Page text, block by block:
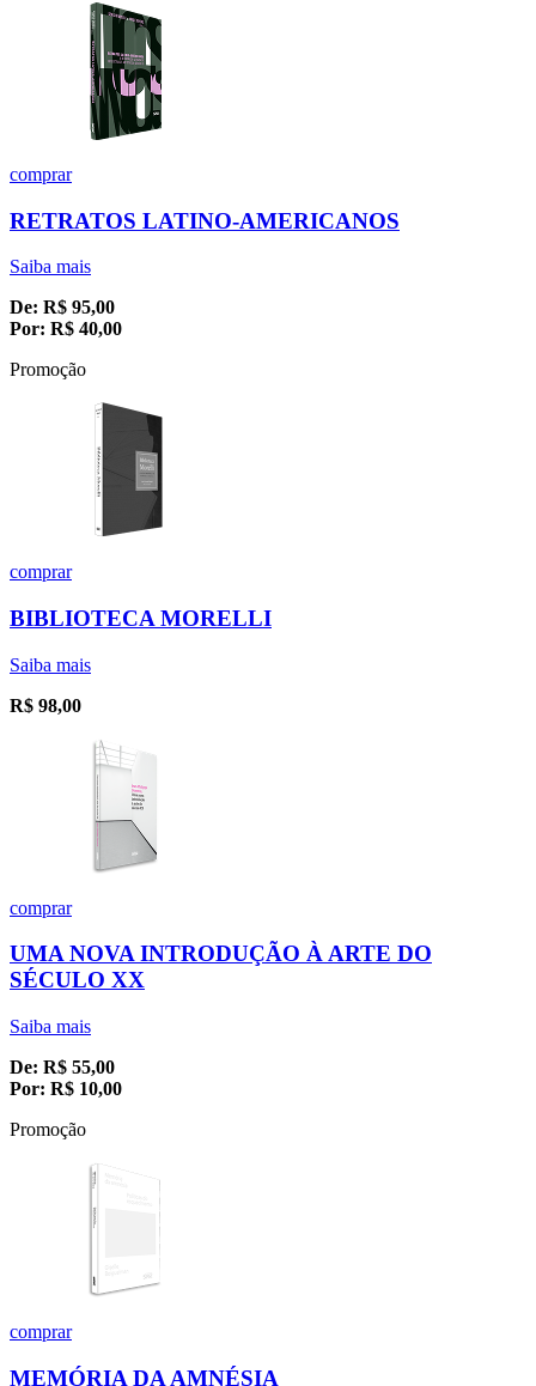
comprar
RETRATOS LATINO-AMERICANOS
Saiba mais
De: R$ 95,00
Por: R$ 40,00
Promoção
comprar
BIBLIOTECA MORELLI
Saiba mais
R$ 98,00
comprar
UMA NOVA INTRODUÇÃO À ARTE DO
SÉCULO XX
Saiba mais
De: R$ 55,00
Por: R$ 10,00
Promoção
comprar
MEMÓRIA DA AMNÉSIA